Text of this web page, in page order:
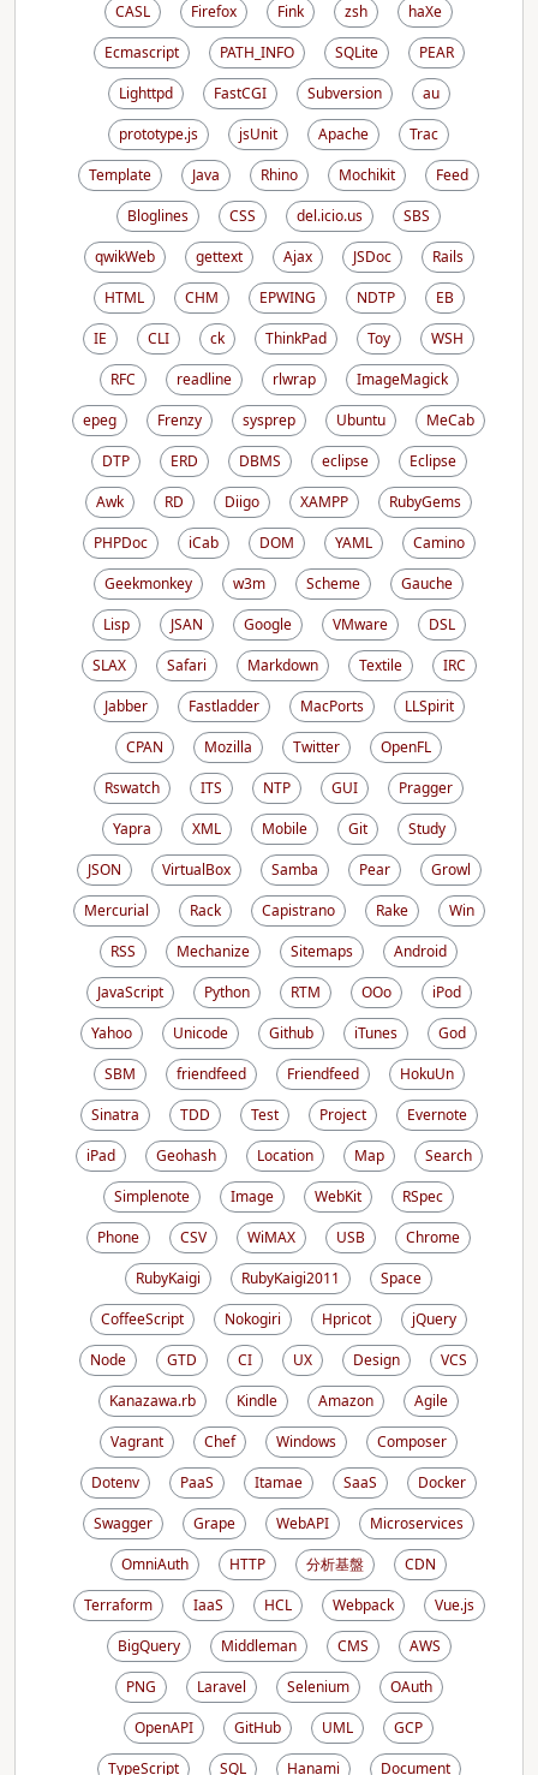
CASL
Firefox Fink zsh
haXe
Ecmascript
PATH_INFO SQLite
PEAR
Lighttpd
FastCGI Subversion
au
prototype.js
jsUnit Apache
Trac
Template
Java Rhino Mochikit
Feed
Bloglines
CSS del.icio.us
SBS
qwikWeb
gettext Ajax JSDoc
Rails
HTML
CHM EPWING NDTP
EB
IE
CLI ck ThinkPad Toy
WSH
RFC
readline rlwrap
ImageMagick
epeg
Frenzy sysprep Ubuntu
MeCab
DTP
ERD DBMS eclipse
Eclipse
Awk
RD Diigo XAMPP
RubyGems
PHPDoc
iCab DOM YAML
Camino
Geekmonkey
w3m Scheme
Gauche
Lisp
JSAN Google VMware
DSL
SLAX
Safari Markdown Textile
IRC
Jabber
Fastladder MacPorts
LLSpirit
CPAN
Mozilla Twitter
OpenFL
Rswatch
ITS NTP GUI
Pragger
Yapra
XML Mobile Git
Study
JSON
VirtualBox Samba Pear
Growl
Mercurial
Rack Capistrano Rake
Win
RSS
Mechanize Sitemaps
Android
JavaScript
Python RTM OOo
iPod
Yahoo
Unicode Github iTunes
God
SBM
friendfeed Friendfeed
HokuUn
Sinatra
TDD Test Project
Evernote
iPad
Geohash Location Map
Search
Simplenote
Image WebKit
RSpec
Phone
CSV WiMAX USB
Chrome
RubyKaigi
RubyKaigi2011
Space
CoffeeScript
Nokogiri Hpricot
jQuery
Node
GTD CI UX Design
VCS
Kanazawa.rb
Kindle Amazon
Agile
Vagrant
Chef Windows
Composer
Dotenv
PaaS Itamae SaaS
Docker
Swagger
Grape WebAPI
Microservices
OmniAuth
HTTP 分析基盤
CDN
Terraform
IaaS HCL Webpack
Vue.js
BigQuery
Middleman CMS
AWS
PNG
Laravel Selenium
OAuth
OpenAPI
GitHub UML
GCP
TypeScript
SQL Hanami Document